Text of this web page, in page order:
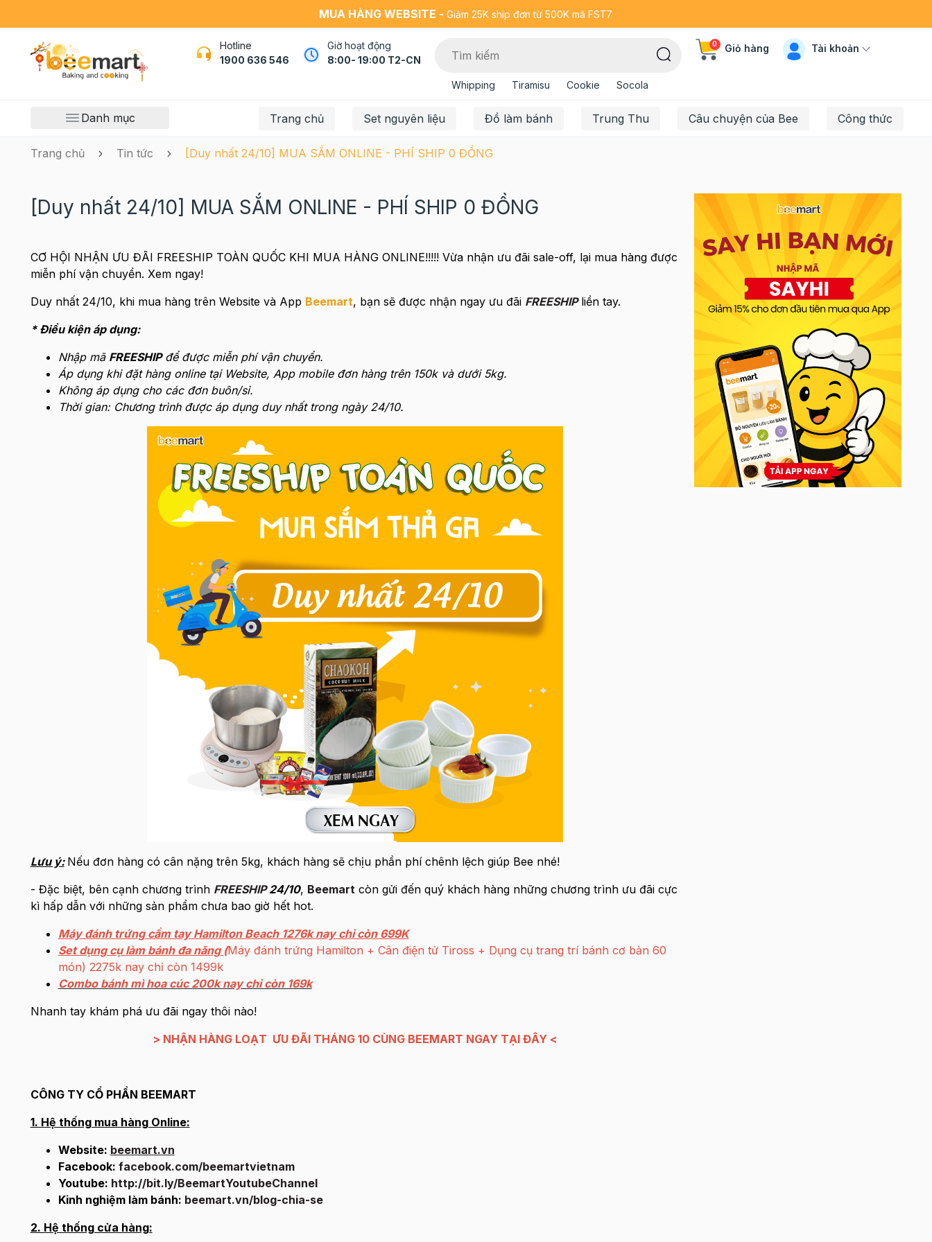
MUA HÀNG WEBSITE - Giảm 25K ship đơn từ 500K mã FST7
Hotline
1900 636 546
Giờ hoạt động
8:00- 19:00 T2-CN
Whipping Tiramisu Cookie Socola
0 Giỏ hàng Tài khoản
Danh mục Trang chủ Set nguyên liệu Đồ làm bánh Trung Thu Câu chuyện của Bee Công thức
Trang chủ Tin tức [Duy nhất 24/10] MUA SẮM ONLINE - PHÍ SHIP 0 ĐỒNG
[Duy nhất 24/10] MUA SẮM ONLINE - PHÍ SHIP 0 ĐỒNG
CƠ HỘI NHẬN ƯU ĐÃI FREESHIP TOÀN QUỐC KHI MUA HÀNG ONLINE!!!!! Vừa nhận ưu đãi sale-off, lại mua hàng được
miễn phí vận chuyển. Xem ngay!
Duy nhất 24/10, khi mua hàng trên Website và App Beemart, bạn sẽ được nhận ngay ưu đãi FREESHIPliền tay.
* Điều kiện áp dụng:
Nhập mã FREESHIPđể được miễn phí vận chuyển.
Áp dụng khi đặt hàng online tại Website, App mobile đơn hàng trên 150k và dưới 5kg.
Không áp dụng cho các đơn buôn/sỉ.
Thời gian: Chương trình được áp dụng duy nhất trong ngày 24/10.
Lưu ý: Nếu đơn hàng có cân nặng trên 5kg, khách hàng sẽ chịu phần phí chênh lệch giúp Bee nhé!
- Đặc biệt, bên cạnh chương trình FREESHIP24/10, Beemartcòn gửi đến quý khách hàng những chương trình ưu đãi cực
kì hấp dẫn với những sản phẩm chưa bao giờ hết hot.
Máy đánh trứng cầm tay Hamilton Beach 1276k nay chỉ còn 699K
Set dụng cụ làm bánh đa năng (Máy đánh trứng Hamilton + Cân điện tử Tiross + Dụng cụ trang trí bánh cơ bản 60
món) 2275k nay chỉ còn 1499k
Combo bánh mì hoa cúc 200k nay chỉ còn 169k
Nhanh tay khám phá ưu đãi ngay thôi nào!
> NHẬN HÀNG LOẠT ƯU ĐÃI THÁNG 10 CÙNG BEEMART NGAY TẠI ĐÂY <
CÔNG TY CỔ PHẦN BEEMART
1. Hệ thống mua hàng Online:
Website: beemart.vn
Facebook: facebook.com/beemartvietnam
Youtube: http://bit.ly/BeemartYoutubeChannel
Kinh nghiệm làm bánh: beemart.vn/blog-chia-se
2. Hệ thống cửa hàng: